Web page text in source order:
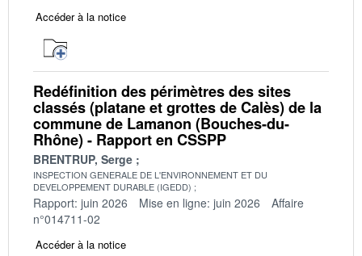
Accéder à la notice
Redéfinition des périmètres des sites
classés (platane et grottes de Calès) de la
commune de Lamanon (Bouches-du-
Rhône) - Rapport en CSSPP
BRENTRUP, Serge
INSPECTION GENERALE DE L'ENVIRONNEMENT ET DU
DEVELOPPEMENT DURABLE (IGEDD)
Rapport: juin 2026 Mise en ligne: juin 2026
Affaire
n°014711-02
Accéder à la notice